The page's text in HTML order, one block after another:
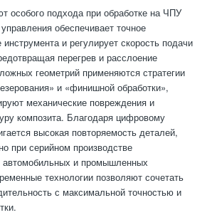
особого подхода при обработке на ЧПУ
обеспечивает точное
инструмента и регулирует скорость подачи
перегрев и расслоение
геометрий применяются стратегии
и «финишной обработки»,
механические повреждения и
композита. Благодаря цифровому
высокая повторяемость деталей,
при серийном производстве
автомобильных и промышленных
технологии позволяют сочетать
с максимальной точностью и